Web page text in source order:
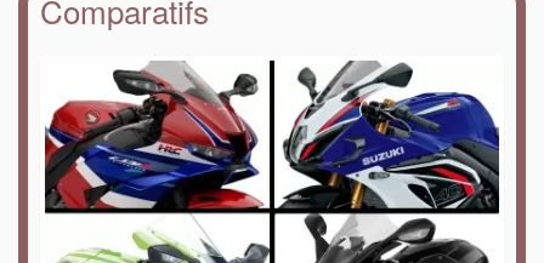
Comparatifs